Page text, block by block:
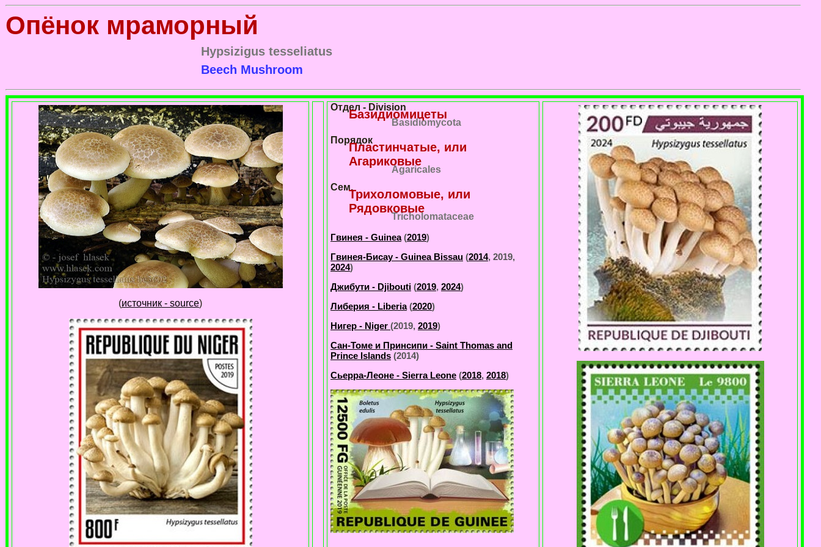
Опёнок мраморный
Hypsizigus tesseliatus
Beech Mushroom
(источник - source)
Отдел - Division
Базидиомицеты
Basidiomycota
Порядок
Пластинчатые, или
Агариковые
Agaricales
Сем.
Трихоломовые, или
Рядовковые
Tricholomataceae
Гвинея - Guinea(2019)
Гвинея-Бисау - Guinea Bissau (2014, 2019,
2024)
Джибути - Djibouti (2019, 2024)
Либерия - Liberia(2020)
Нигер - Niger (2019, 2019)
Сан-Томе и Принсипи - Saint Thomas and
Prince Islands (2014)
Сьерра-Леоне - Sierra Leone (2018, 2018)